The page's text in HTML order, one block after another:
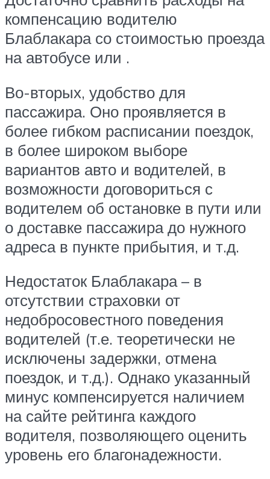
компенсацию водителю
Блаблакара со стоимостью проезда
на автобусе или .
Во-вторых, удобство для
пассажира. Оно проявляется в
более гибком расписании поездок,
в более широком выборе
вариантов авто и водителей, в
возможности договориться с
водителем об остановке в пути или
о доставке пассажира до нужного
адреса в пункте прибытия, и т.д.
Недостаток Блаблакара – в
отсутствии страховки от
недобросовестного поведения
водителей (т.е. теоретически не
исключены задержки, отмена
поездок, и т.д.). Однако указанный
минус компенсируется наличием
на сайте рейтинга каждого
водителя, позволяющего оценить
уровень его благонадежности.